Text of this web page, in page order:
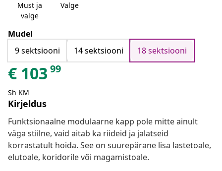
Must ja
valge
Valge
Mudel
9 sektsiooni
14 sektsiooni 18 sektsiooni
€ 103 99
Sh KM
Kirjeldus
Funktsionaalne modulaarne kapp pole mitte ainult
väga stiilne, vaid aitab ka riideid ja jalatseid
korrastatult hoida. See on suurepärane lisa lastetoale,
elutoale, koridorile või magamistoale.